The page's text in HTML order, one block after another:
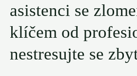
asistenci se
klíčem od
nestresujte se